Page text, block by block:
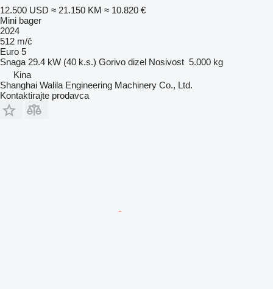
12.500 USD ≈ 21.150 KM ≈ 10.820 €
Mini bager
2024
512 m/č
Euro 5
Snaga 29.4 kW (40 k.s.) Gorivo dizel Nosivost 5.000 kg
Kina
Shanghai Walila Engineering Machinery Co., Ltd.
Kontaktirajte prodavca